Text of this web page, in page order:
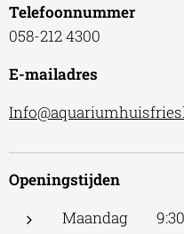
Telefoonnummer
058-212 4300
E-mailadres
Openingstijden
Maandag 9:30